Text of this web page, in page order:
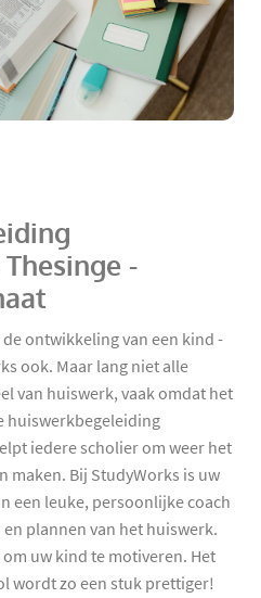
-
ontwikkeling van een kind -
ook. Maar lang niet alle
van huiswerk, vaak omdat het
huiswerkbegeleiding
iedere scholier om weer het
maken. Bij StudyWorks is uw
een leuke, persoonlijke coach
plannen van het huiswerk.
uw kind te motiveren. Het
wordt zo een stuk prettiger!